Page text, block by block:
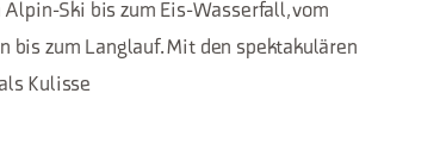
Ski bis zum Eis-Wasserfall, vom
bis zum Langlauf. Mit den spektakulären
Kulisse